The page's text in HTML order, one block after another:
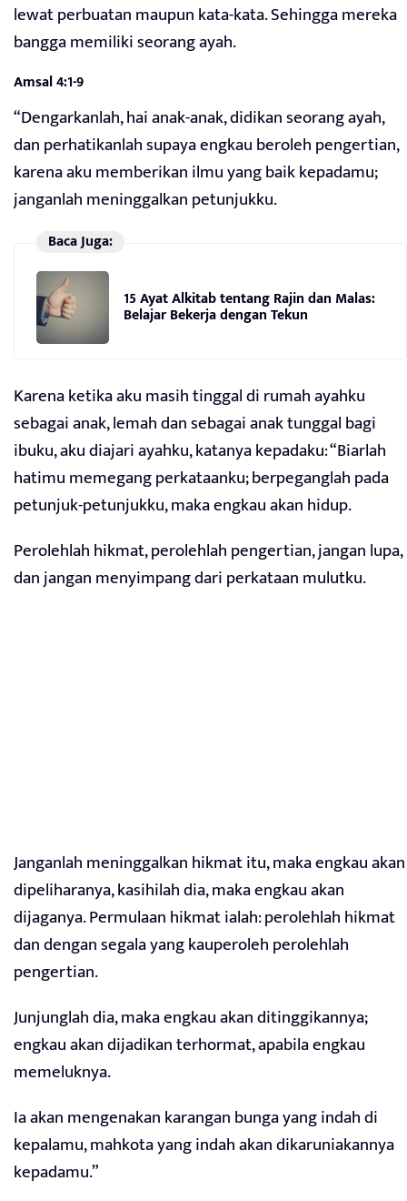
lewat perbuatan maupun kata-kata. Sehingga mereka
bangga memiliki seorang ayah.
Amsal 4:1-9
“Dengarkanlah, hai anak-anak, didikan seorang ayah,
dan perhatikanlah supaya engkau beroleh pengertian,
karena aku memberikan ilmu yang baik kepadamu;
janganlah meninggalkan petunjukku.
Baca Juga:
15 Ayat Alkitab tentang Rajin dan Malas:
Belajar Bekerja dengan Tekun
Karena ketika aku masih tinggal di rumah ayahku
sebagai anak, lemah dan sebagai anak tunggal bagi
ibuku, aku diajari ayahku, katanya kepadaku: “Biarlah
hatimu memegang perkataanku; berpeganglah pada
petunjuk-petunjukku, maka engkau akan hidup.
Perolehlah hikmat, perolehlah pengertian, jangan lupa,
dan jangan menyimpang dari perkataan mulutku.
Janganlah meninggalkan hikmat itu, maka engkau akan
dipeliharanya, kasihilah dia, maka engkau akan
dijaganya. Permulaan hikmat ialah: perolehlah hikmat
dan dengan segala yang kauperoleh perolehlah
pengertian.
Junjunglah dia, maka engkau akan ditinggikannya;
engkau akan dijadikan terhormat, apabila engkau
memeluknya.
Ia akan mengenakan karangan bunga yang indah di
kepalamu, mahkota yang indah akan dikaruniakannya
kepadamu.”